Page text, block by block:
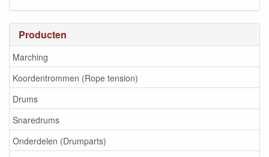
Producten
Marching
Koordentrommen (Rope tension)
Drums
Snaredrums
Onderdelen (Drumparts)